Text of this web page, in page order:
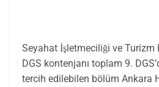
Seyahat İşletmeciliği ve Turizm
DGS kontenjanı toplam 9.
tercih edilebilen bölüm Ankara